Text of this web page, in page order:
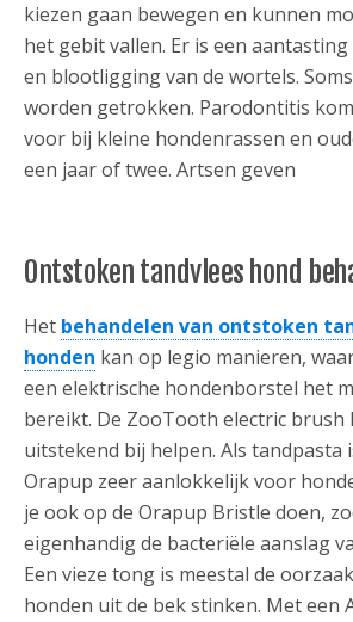
kiezen gaan bewegen en kunnen
het gebit vallen. Er is een
en blootligging van de wortels.
worden getrokken. Parodontitis
voor bij kleine hondenrassen en
een jaar of twee. Artsen geven
Ontstoken tandvlees hond
Het behandelen van ontstoken
honden kan op legio manieren,
een elektrische hondenborstel het
bereikt. De ZooTooth electric brush
uitstekend bij helpen. Als tandpasta
Orapup zeer aanlokkelijk voor
je ook op de Orapup Bristle doen,
eigenhandig de bacteriële aanslag
Een vieze tong is meestal de
honden uit de bek stinken. Met een